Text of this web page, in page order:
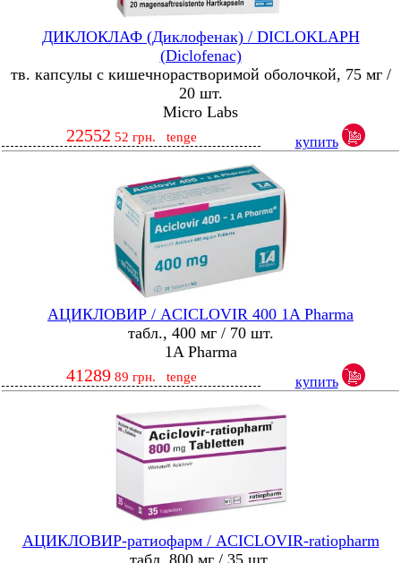
ДИКЛОКЛАФ (Диклофенак) / DICLOKLAPH
(Diclofenac)
тв. капсулы с кишечнорастворимой оболочкой, 75 мг /
20 шт.
Micro Labs
22552 52 грн. tenge купить
АЦИКЛОВИР / ACICLOVIR 400 1A Pharma
табл., 400 мг / 70 шт.
1A Pharma
4128989 грн. tenge купить
АЦИКЛОВИР-ратиофарм / ACICLOVIR-ratiopharm